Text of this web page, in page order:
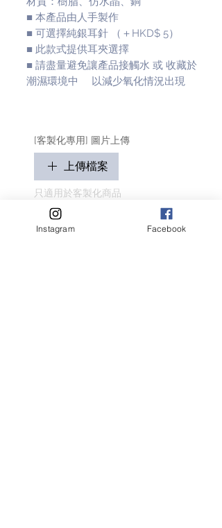
■ 本產品由人手製作
■ 可選擇純銀耳針 （＋HKD$ 5）
■ 此款式提供耳夾選擇
■ 請盡量避免讓產品接觸水 或 收藏於
潮濕環境中 以減少氧化情況出現
[客製化專用] 圖片上傳
上傳檔案
只適用於客製化商品
請盡量顯示毛孩全貌 (可多於1張)
客人名字 Customer Name
Instagram Facebook